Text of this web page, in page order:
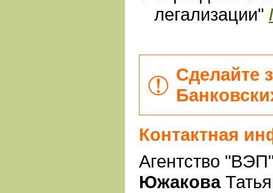
легализации"
Сделайте
Контактная
Агентство
Южакова